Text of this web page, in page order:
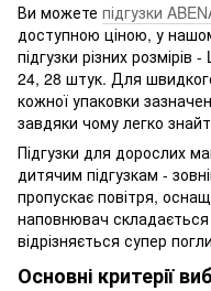
Ви можете підгузки
доступною ціною, у
підгузки різних
24, 28 штук. Для
кожної упаковки
завдяки чому легко
Підгузки для дорослих
дитячим підгузкам -
пропускає повітря,
наповнювач
відрізняється супер
Основні критерії